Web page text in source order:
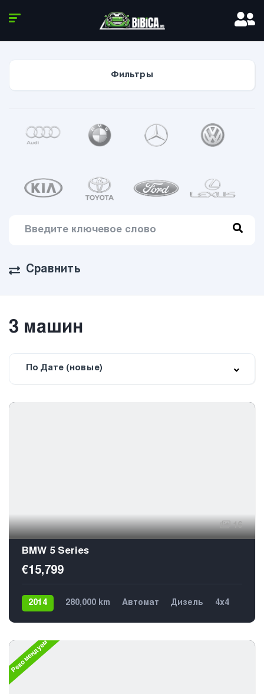
Фильтры
Сравнить
3 машин
По Дате (новые)
16
BMW 5 Series
€15,799
2014 280,000 km Автомат Дизель
4х4
Рекомендуем